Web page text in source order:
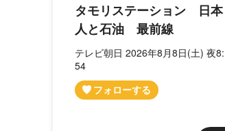
タモリステーション 日本
人と石油 最前線
テレビ朝日 2026年8月8日(土) 夜8:
54